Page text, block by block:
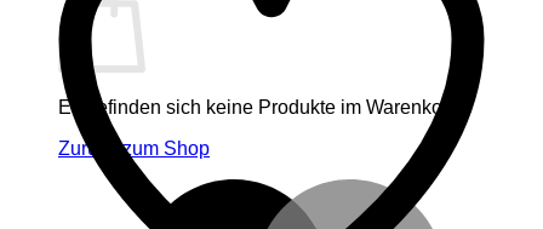
Es befinden sich keine Produkte im Warenkorb.
Zurück zum Shop